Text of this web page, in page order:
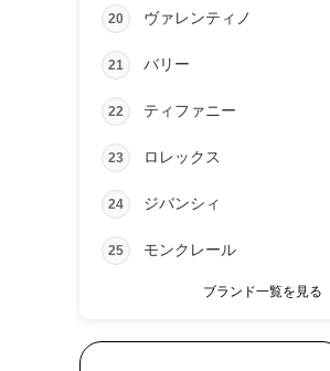
20 ヴァレンティノ
21 バリー
22 ティファニー
23 ロレックス
24 ジバンシィ
25 モンクレール
ブランド一覧を見る